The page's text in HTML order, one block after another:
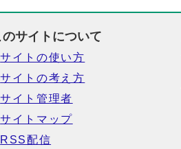
のサイトについて
サイトの使い方
サイトの考え方
サイト管理者
サイトマップ
RSS配信